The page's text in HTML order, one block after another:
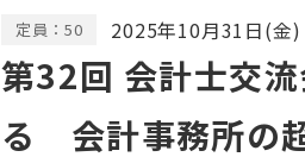
定員：50 2025年10月31日(
第32回 会計士交
る 会計事務所の